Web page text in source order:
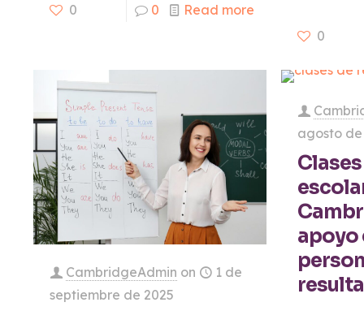
0 0 Read more
0
CambridgeAdmin on
1 de
septiembre de 2025
agosto de
apoyo